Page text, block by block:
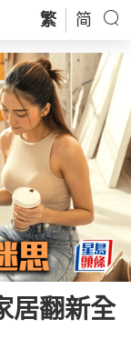
繁 简
居翻新全